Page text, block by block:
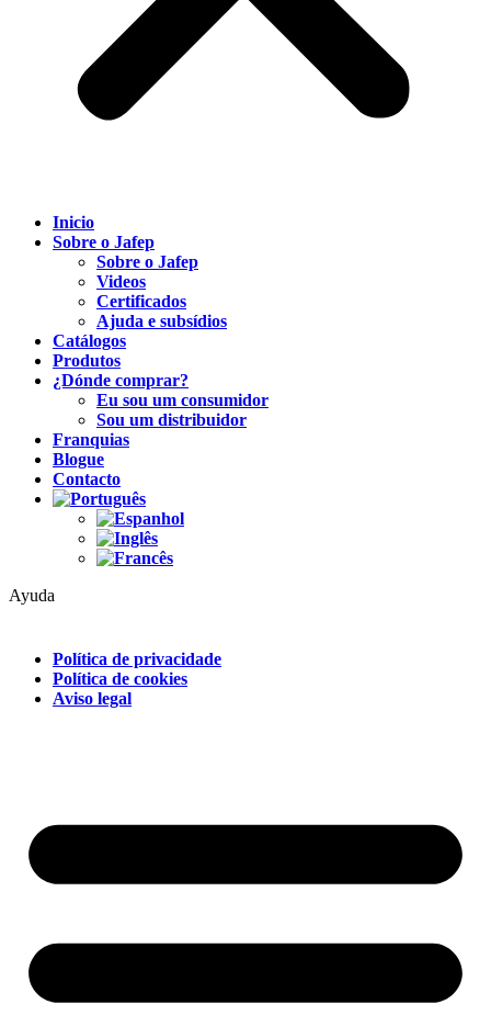
Inicio
Sobre o Jafep
Sobre o Jafep
Videos
Certificados
Ajuda e subsídios
Catálogos
Produtos
¿Dónde comprar?
Eu sou um consumidor
Sou um distribuidor
Franquias
Blogue
Contacto
Ayuda
Política de privacidade
Política de cookies
Aviso legal